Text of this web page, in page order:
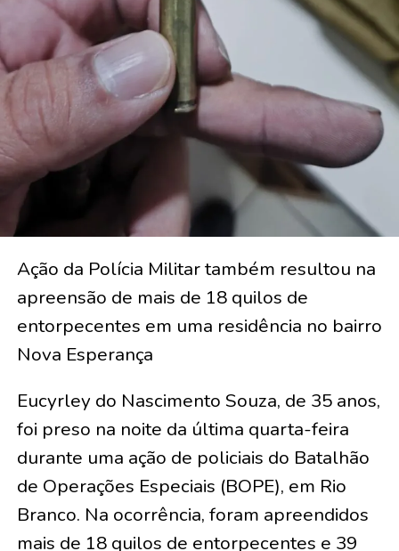
Ação da Polícia Militar também resultou na
apreensão de mais de 18 quilos de
entorpecentes em uma residência no bairro
Nova Esperança
Eucyrley do Nascimento Souza, de 35 anos,
foi preso na noite da última quarta-feira
durante uma ação de policiais do Batalhão
de Operações Especiais (BOPE), em Rio
Branco. Na ocorrência, foram apreendidos
mais de 18 quilos de entorpecentes e 39